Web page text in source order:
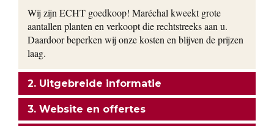
Wij zijn ECHT goedkoop! Maréchal kweekt grote
aantallen planten en verkoopt die rechtstreeks aan u.
Daardoor beperken wij onze kosten en blijven de prijzen
laag.
2. Uitgebreide informatie
3. Website en offertes